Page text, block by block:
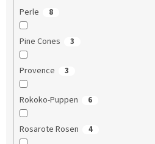
Perle 8
Pine Cones 3
Provence 3
Rokoko-Puppen 6
Rosarote Rosen 4